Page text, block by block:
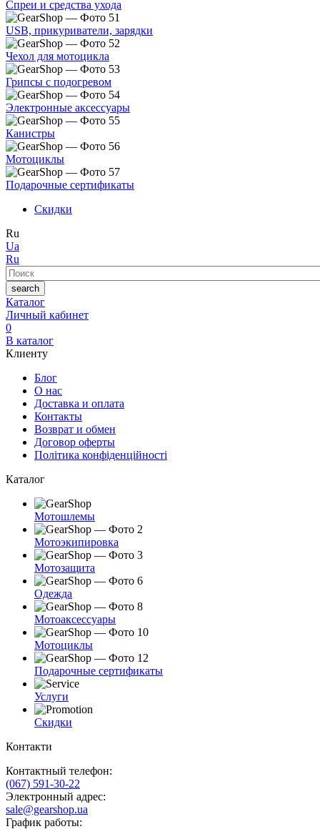
Спреи и средства ухода
USB, прикуриватели, зарядки
Чехол для мотоцикла
Грипсы с подогревом
Электронные аксессуары
Канистры
Мотоциклы
Подарочные сертификаты
Скидки
Ru
Ua
Ru
Поиск
search
Каталог
Личный кабинет
0
В каталог
Клиенту
Блог
О нас
Доставка и оплата
Контакты
Возврат и обмен
Договор оферты
Політика конфіденційності
Каталог
Мотошлемы
Мотоэкипировка
Мотозащита
Одежда
Мотоаксессуары
Мотоциклы
Подарочные сертификаты
Услуги
Скидки
Контакти
Контактный телефон:
(067) 591-30-22
Электронный адрес:
sale@gearshop.ua
График работы: